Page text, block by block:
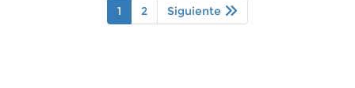
1 2 Siguiente